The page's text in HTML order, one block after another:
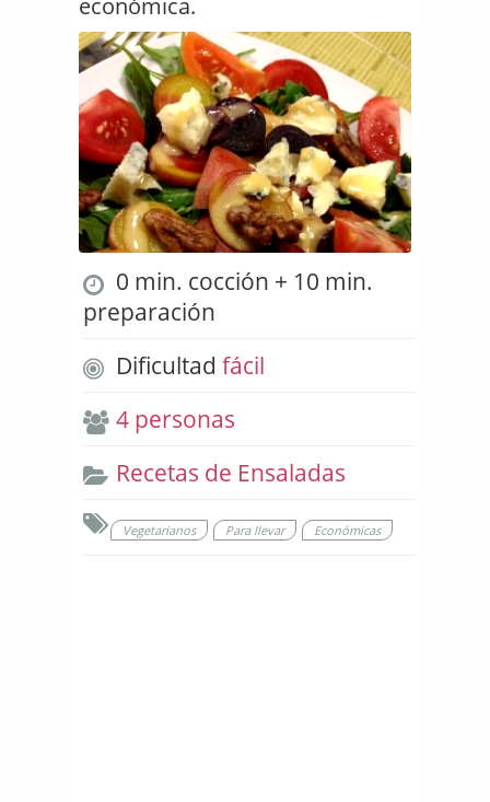
económica.
0 min. cocción + 10 min.
preparación
Dificultad fácil
4 personas
Recetas de Ensaladas
Vegetarianos Para llevar Económicas